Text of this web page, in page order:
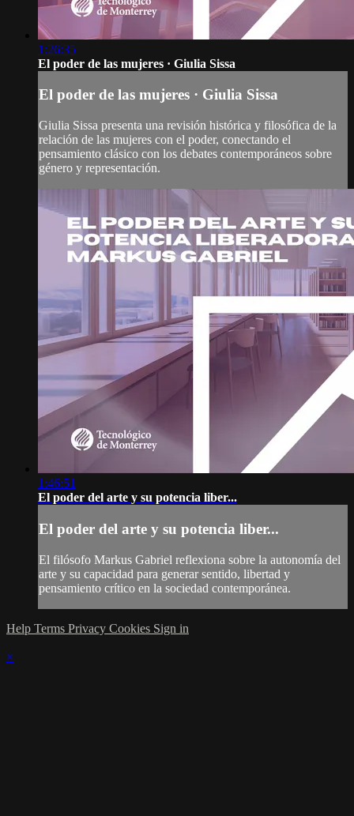
1:26:35
El poder de las mujeres · Giulia Sissa
El poder de las mujeres · Giulia Sissa
Giulia Sissa presenta una revisión histórica y filosófica de la
relación de las mujeres con el poder, conectando el
pensamiento clásico con los debates contemporáneos sobre
género y representación.
1:46:51
El poder del arte y su potencia liber...
El poder del arte y su potencia liber...
El filósofo Markus Gabriel reflexiona sobre la autonomía del
arte y su capacidad para generar sentido, libertad y
pensamiento crítico en la sociedad contemporánea.
Help Terms Privacy Cookies Sign in
×